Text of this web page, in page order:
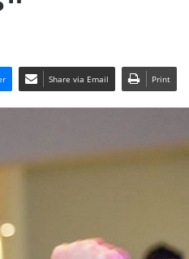
Share via Email Print